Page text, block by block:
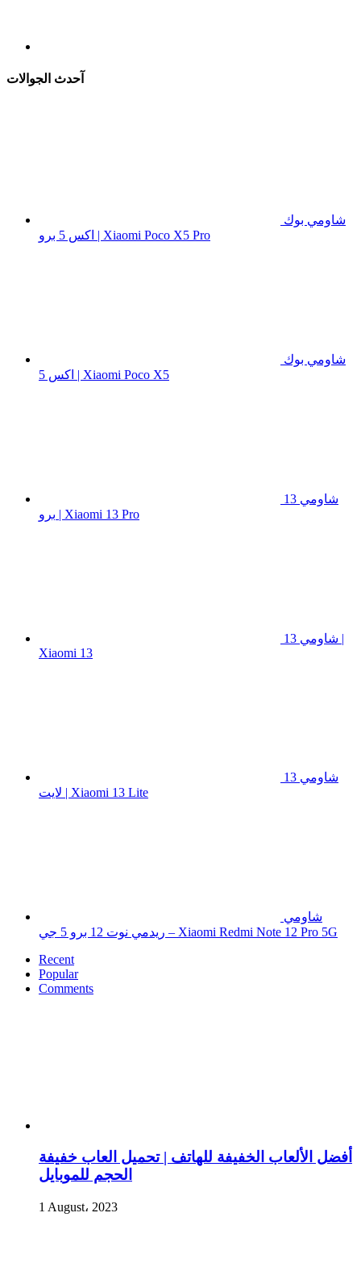
آحدث الجوالات
شاومي بوك
اكس 5 برو | Xiaomi Poco X5 Pro
شاومي بوك
اكس 5 | Xiaomi Poco X5
شاومي 13
برو | Xiaomi 13 Pro
شاومي 13 |
Xiaomi 13
شاومي 13
لايت | Xiaomi 13 Lite
شاومي
ريدمي نوت 12 برو 5 جي – Xiaomi Redmi Note 12 Pro 5G
Recent
Popular
Comments
أفضل الألعاب الخفيفة للهاتف | تحميل العاب خفيفة
الحجم للموبايل
1 August، 2023